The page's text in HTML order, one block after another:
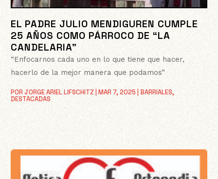
EL PADRE JULIO MENDIGUREN CUMPLE
25 AÑOS COMO PÁRROCO DE “LA
CANDELARIA”
PORJORGE ARIEL LIFSCHITZ |MAR 7, 2025 |BARRIALES,
DESTACADAS
“Enfocarnos cada uno en lo que tiene que hacer,
hacerlo de la mejor manera que podamos”